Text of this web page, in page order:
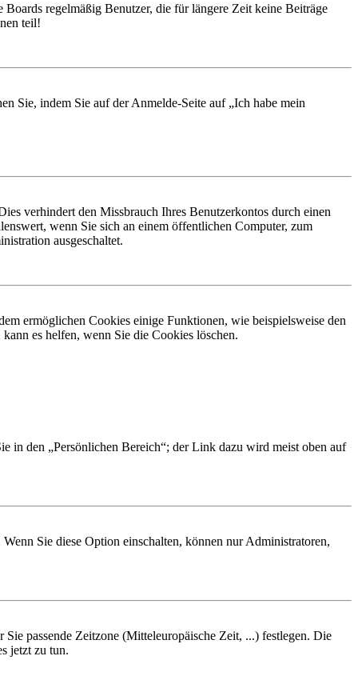
regelmäßig Benutzer, die für längere Zeit keine Beiträge
teil!
Sie, indem Sie auf der Anmelde-Seite auf „Ich habe mein
verhindert den Missbrauch Ihres Benutzerkontos durch einen
wenn Sie sich an einem öffentlichen Computer, zum
ausgeschaltet.
ermöglichen Cookies einige Funktionen, wie beispielsweise den
es helfen, wenn Sie die Cookies löschen.
in den „Persönlichen Bereich“; der Link dazu wird meist oben auf
Sie diese Option einschalten, können nur Administratoren,
passende Zeitzone (Mitteleuropäische Zeit, ...) festlegen. Die
jetzt zu tun.